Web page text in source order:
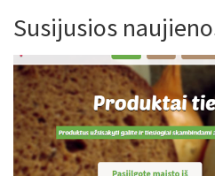
Susijusios